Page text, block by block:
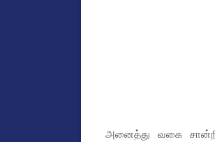
அனைத்து வகை